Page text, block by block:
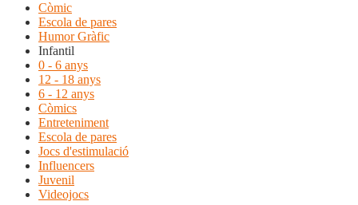
Còmic
Escola de pares
Humor Gràfic
Infantil
0 - 6 anys
12 - 18 anys
6 - 12 anys
Còmics
Entreteniment
Escola de pares
Jocs d'estimulació
Influencers
Juvenil
Videojocs